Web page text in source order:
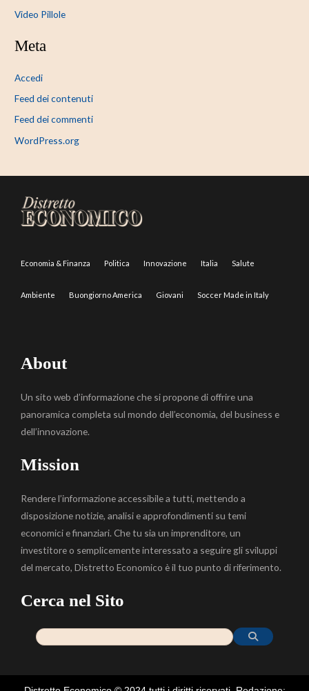
Video Pillole
Meta
Accedi
Feed dei contenuti
Feed dei commenti
WordPress.org
Economia & Finanza Politica Innovazione Italia Salute
Ambiente Buongiorno America Giovani Soccer Made in Italy
About
Un sito web d’informazione che si propone di offrire una
panoramica completa sul mondo dell’economia, del business e
dell’innovazione.
Mission
Rendere l’informazione accessibile a tutti, mettendo a
disposizione notizie, analisi e approfondimenti su temi
economici e finanziari. Che tu sia un imprenditore, un
investitore o semplicemente interessato a seguire gli sviluppi
del mercato, Distretto Economico è il tuo punto di riferimento.
Cerca nel Sito